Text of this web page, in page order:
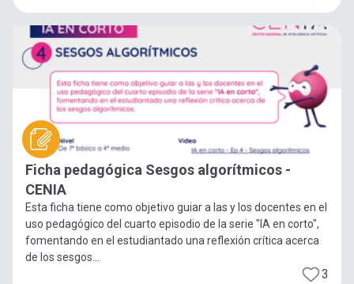
Ficha pedagógica Sesgos algorítmicos -
CENIA
Esta ficha tiene como objetivo guiar a las y los docentes en el
uso pedagógico del cuarto episodio de la serie "IA en corto",
fomentando en el estudiantado una reflexión crítica acerca
de los sesgos...
3